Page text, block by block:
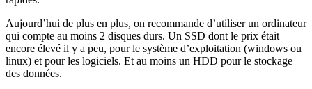
Aujourd’hui de plus en plus, on recommande d’utiliser un ordinateur
qui compte au moins 2 disques durs. Un SSD dont le prix était
encore élevé il y a peu, pour le système d’exploitation (windows ou
linux) et pour les logiciels. Et au moins un HDD pour le stockage
des données.